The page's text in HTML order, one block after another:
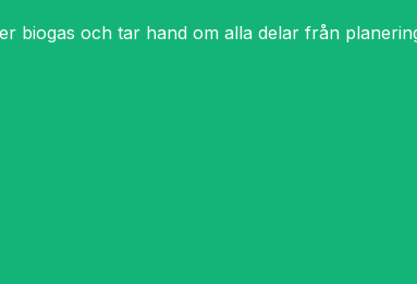
biogas och tar hand om alla delar från